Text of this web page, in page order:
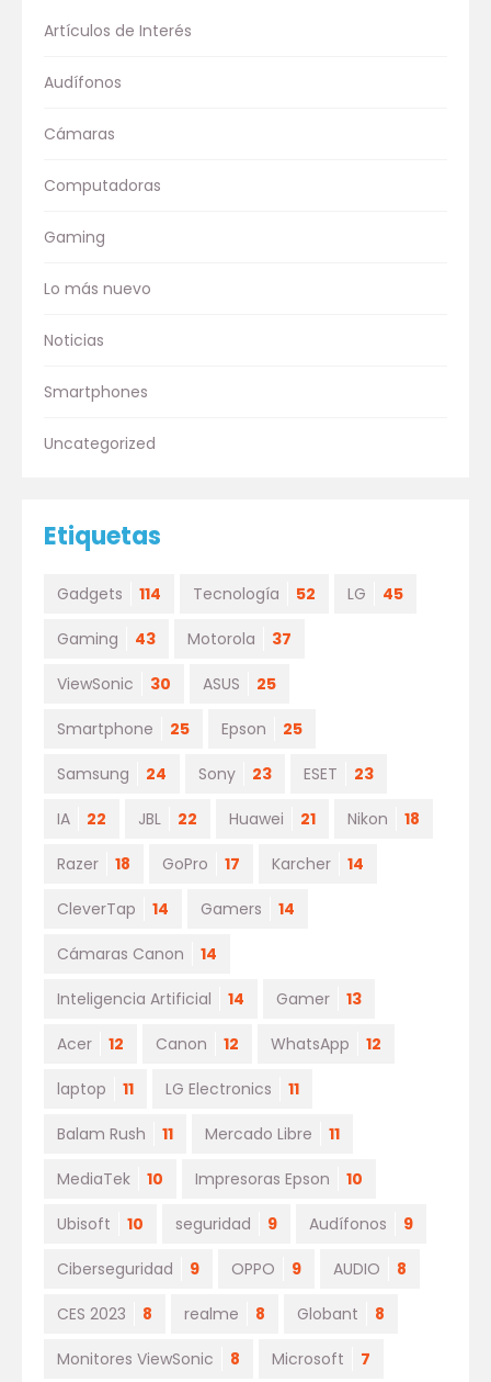
Artículos de Interés
Audífonos
Cámaras
Computadoras
Gaming
Lo más nuevo
Noticias
Smartphones
Uncategorized
Etiquetas
Gadgets 114 Tecnología 52 LG 45
Gaming 43 Motorola 37
ViewSonic 30 ASUS 25
Smartphone 25 Epson 25
Samsung 24 Sony 23 ESET 23
IA 22 JBL 22 Huawei 21 Nikon 18
Razer 18 GoPro 17 Karcher 14
CleverTap 14 Gamers 14
Cámaras Canon 14
Inteligencia Artificial 14 Gamer 13
Acer 12 Canon 12 WhatsApp 12
laptop 11 LG Electronics 11
Balam Rush 11 Mercado Libre 11
MediaTek 10 Impresoras Epson 10
Ubisoft 10 seguridad 9 Audífonos 9
Ciberseguridad 9 OPPO 9 AUDIO 8
CES 2023 8 realme 8 Globant 8
Monitores ViewSonic 8 Microsoft 7